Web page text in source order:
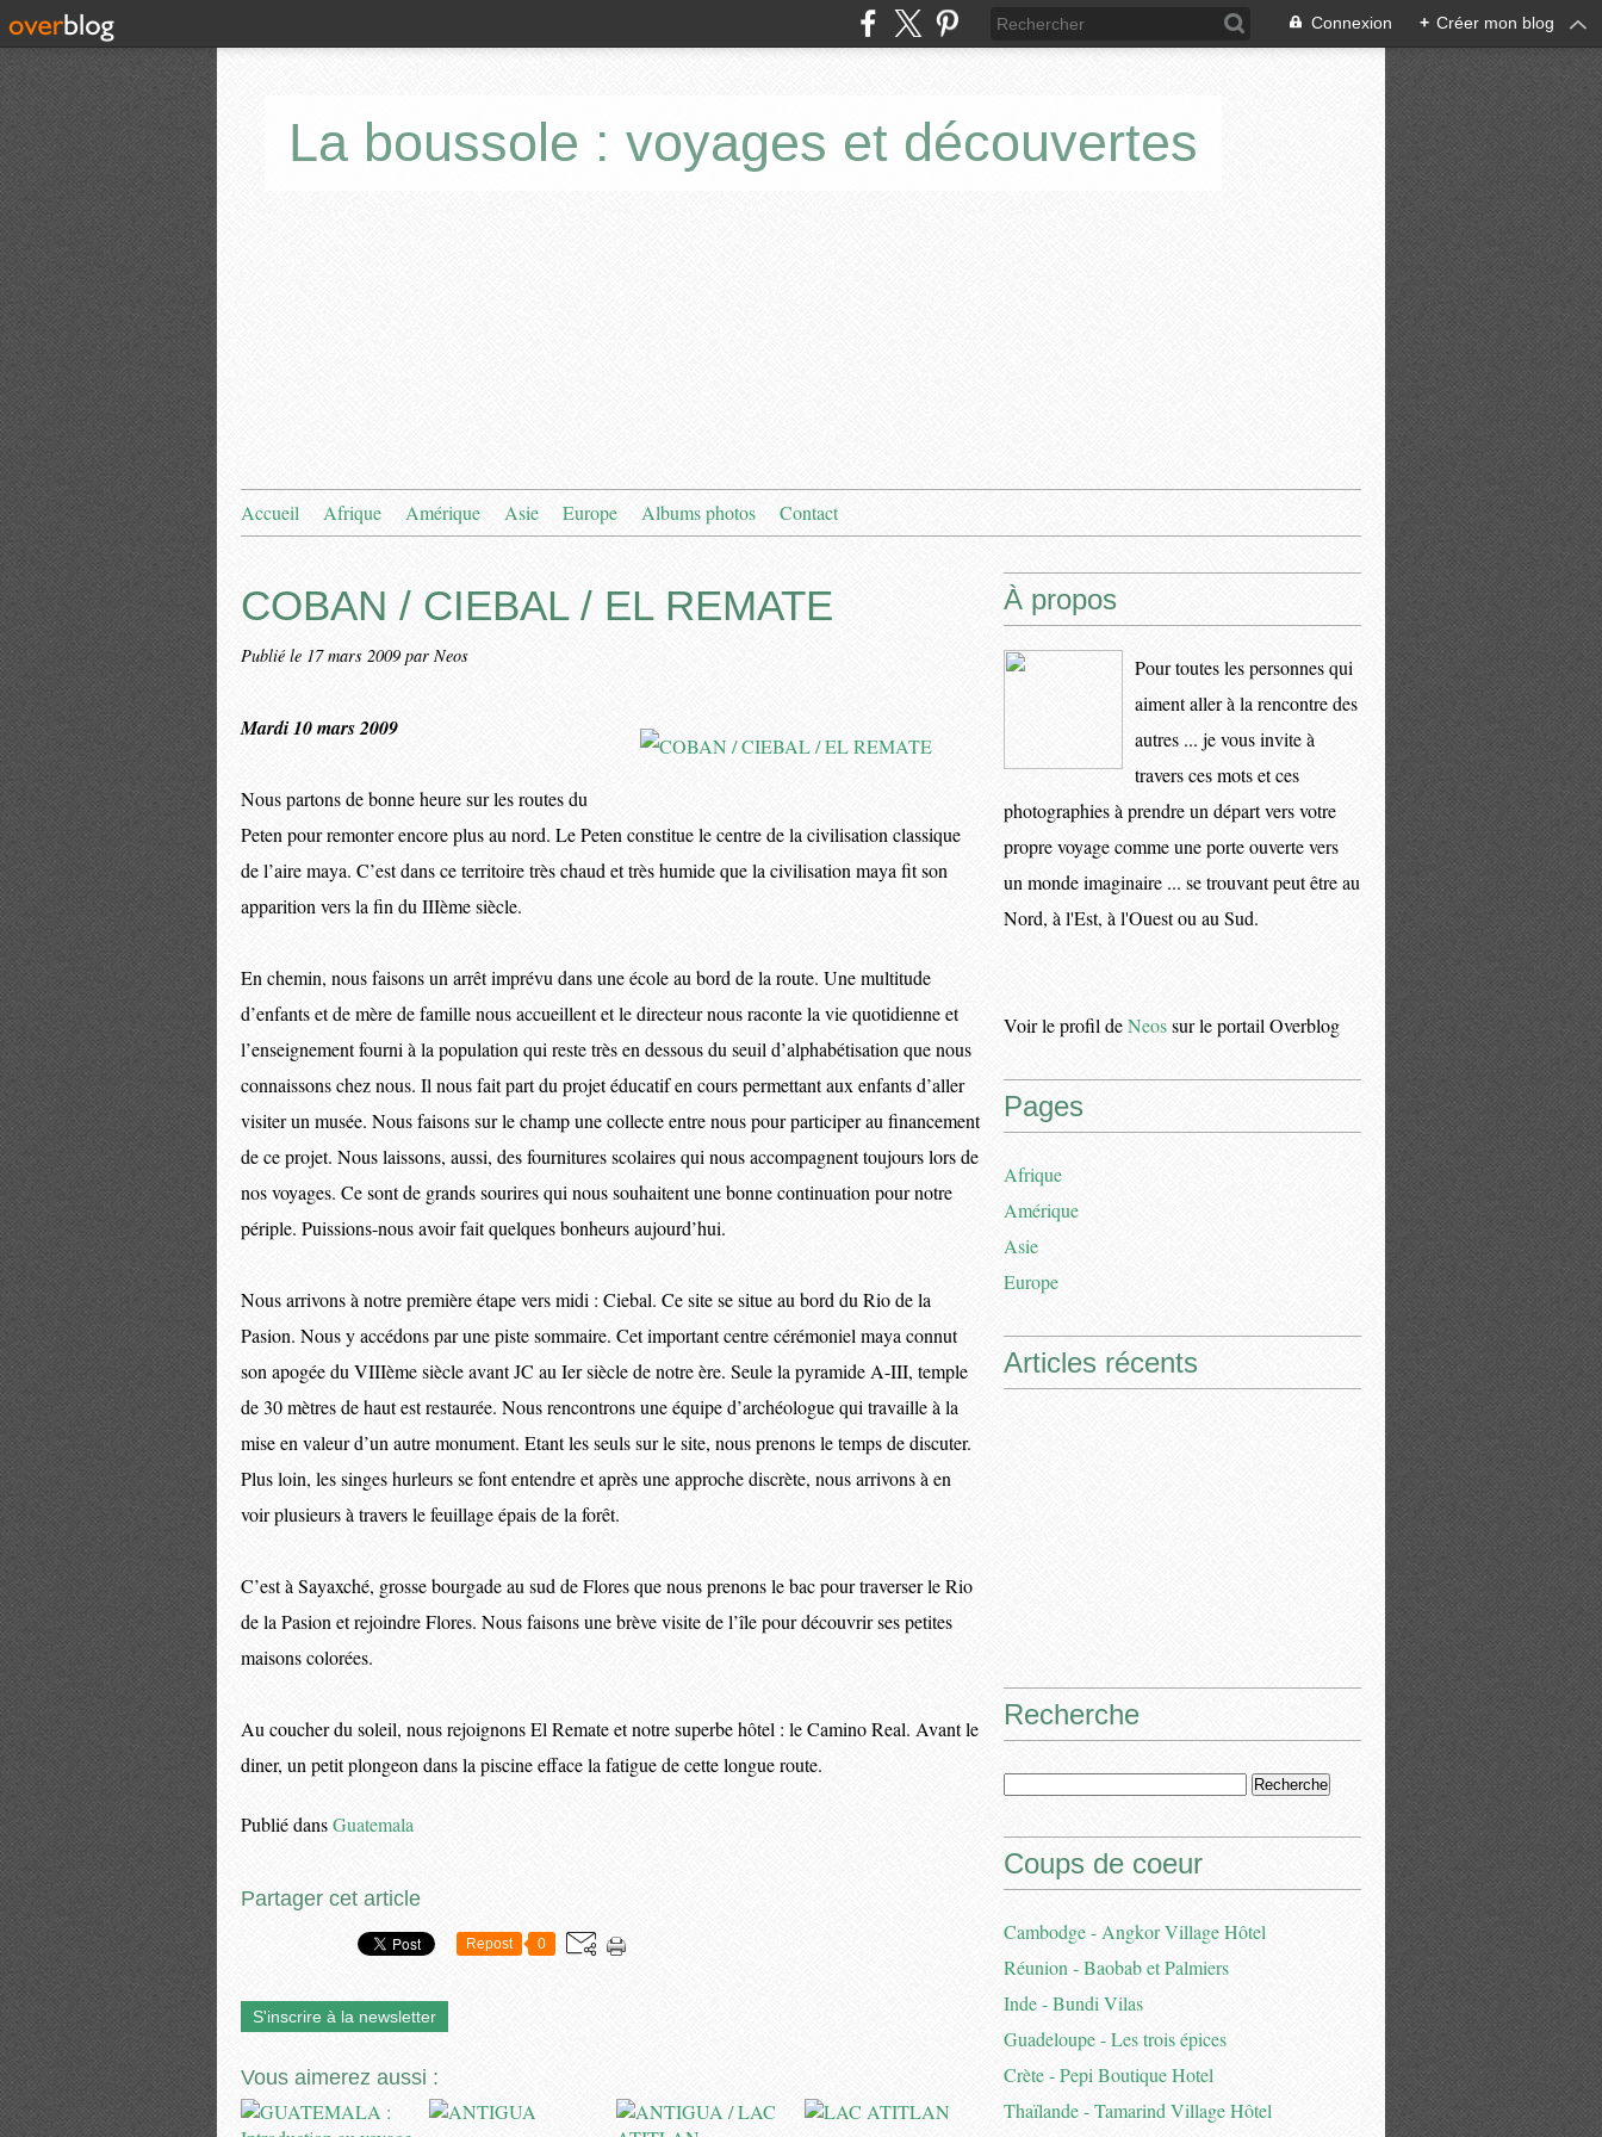
Connexion + Créer mon blog
La boussole : voyages et découvertes
Accueil Afrique Amérique Asie Europe Albums photos Contact
COBAN / CIEBAL / EL REMATE
Publié le 17 mars 2009 par Neos
Mardi 10 mars 2009
Nous partons de bonne heure sur les routes du
Peten pour remonter encore plus au nord. Le Peten constitue le centre de la civilisation classique
de l’aire maya. C’est dans ce territoire très chaud et très humide que la civilisation maya fit son
apparition vers la fin du IIIème siècle.
En chemin, nous faisons un arrêt imprévu dans une école au bord de la route. Une multitude
d’enfants et de mère de famille nous accueillent et le directeur nous raconte la vie quotidienne et
l’enseignement fourni à la population qui reste très en dessous du seuil d’alphabétisation que nous
connaissons chez nous. Il nous fait part du projet éducatif en cours permettant aux enfants d’aller
visiter un musée. Nous faisons sur le champ une collecte entre nous pour participer au financement
de ce projet. Nous laissons, aussi, des fournitures scolaires qui nous accompagnent toujours lors de
nos voyages. Ce sont de grands sourires qui nous souhaitent une bonne continuation pour notre
périple. Puissions-nous avoir fait quelques bonheurs aujourd’hui.
Nous arrivons à notre première étape vers midi : Ciebal. Ce site se situe au bord du Rio de la
Pasion. Nous y accédons par une piste sommaire. Cet important centre cérémoniel maya connut
son apogée du VIIIème siècle avant JC au Ier siècle de notre ère. Seule la pyramide A-III, temple
de 30 mètres de haut est restaurée. Nous rencontrons une équipe d’archéologue qui travaille à la
mise en valeur d’un autre monument. Etant les seuls sur le site, nous prenons le temps de discuter.
Plus loin, les singes hurleurs se font entendre et après une approche discrète, nous arrivons à en
voir plusieurs à travers le feuillage épais de la forêt.
C’est à Sayaxché, grosse bourgade au sud de Flores que nous prenons le bac pour traverser le Rio
de la Pasion et rejoindre Flores. Nous faisons une brève visite de l’île pour découvrir ses petites
maisons colorées.
Au coucher du soleil, nous rejoignons El Remate et notre superbe hôtel : le Camino Real. Avant le
diner, un petit plongeon dans la piscine efface la fatigue de cette longue route.
Publié dansGuatemala
Partager cet article
Repost 0
S'inscrire à la newsletter
Vous aimerez aussi :
À propos
Pour toutes les personnes qui
aiment aller à la rencontre des
autres ... je vous invite à
travers ces mots et ces
photographies à prendre un départ vers votre
propre voyage comme une porte ouverte vers
un monde imaginaire ... se trouvant peut être au
Nord, à l'Est, à l'Ouest ou au Sud.
Voir le profil deNeossur le portail Overblog
Pages
Afrique
Amérique
Asie
Europe
Articles récents
Recherche
Coups de coeur
Cambodge - Angkor Village Hôtel
Réunion - Baobab et Palmiers
Inde - Bundi Vilas
Guadeloupe - Les trois épices
Crète - Pepi Boutique Hotel
Thaïlande - Tamarind Village Hôtel